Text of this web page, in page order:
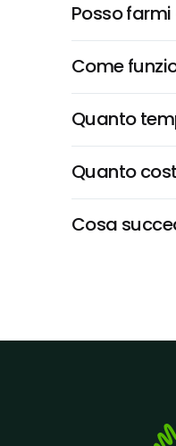
Posso
Come
Quanto
Quanto
Cosa